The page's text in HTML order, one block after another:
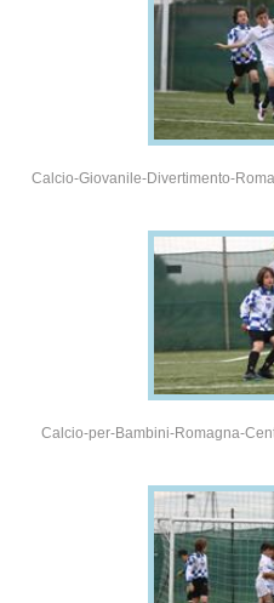
Calcio-Giovanile-Divertimento-
Calcio-per-Bambini-Romagna-